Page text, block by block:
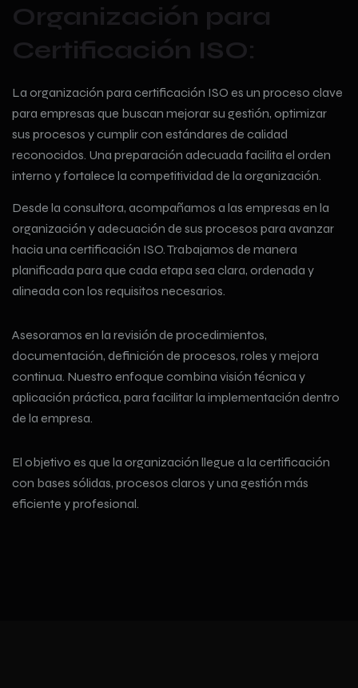
Organización para
Certificación ISO:
La organización para certificación ISO es un proceso clave
para empresas que buscan mejorar su gestión, optimizar
sus procesos y cumplir con estándares de calidad
reconocidos. Una preparación adecuada facilita el orden
interno y fortalece la competitividad de la organización.
Desde la consultora, acompañamos a las empresas en la
organización y adecuación de sus procesos para avanzar
hacia una certificación ISO. Trabajamos de manera
planificada para que cada etapa sea clara, ordenada y
alineada con los requisitos necesarios.
Asesoramos en la revisión de procedimientos,
documentación, definición de procesos, roles y mejora
continua. Nuestro enfoque combina visión técnica y
aplicación práctica, para facilitar la implementación dentro
de la empresa.
El objetivo es que la organización llegue a la certificación
con bases sólidas, procesos claros y una gestión más
eficiente y profesional.